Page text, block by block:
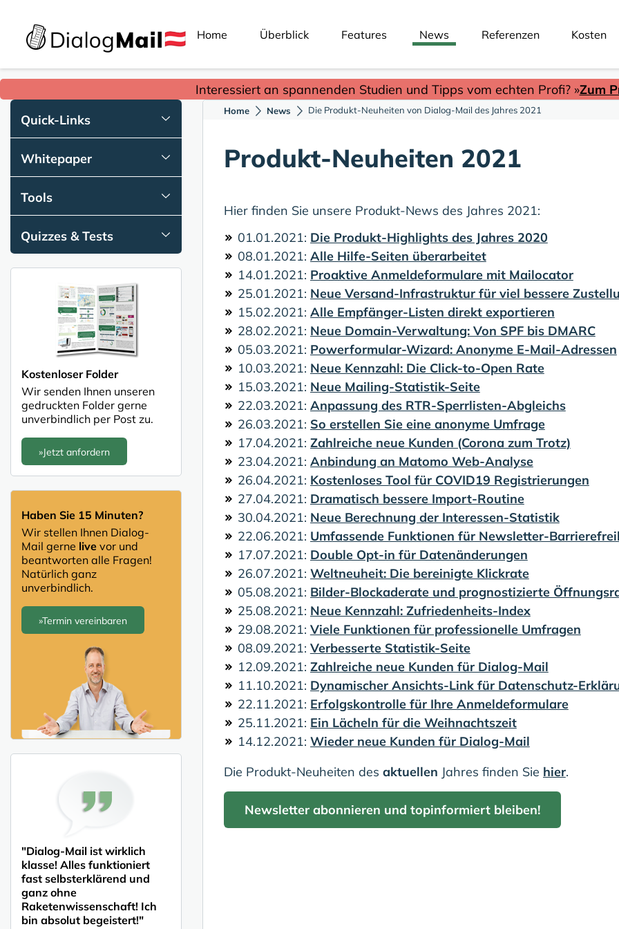
Home Überblick Features News Referenzen Kosten
Interessiert an spannenden Studien und Tipps vom echten Profi? »Zum
Home News Die Produkt-Neuheiten von Dialog-Mail des Jahres 2021
Produkt-Neuheiten 2021
Hier finden Sie unsere Produkt-News des Jahres 2021:
01.01.2021: Die Produkt-Highlights des Jahres 2020
08.01.2021: Alle Hilfe-Seiten überarbeitet
14.01.2021: Proaktive Anmeldeformulare mit Mailocator
25.01.2021: Neue Versand-Infrastruktur für viel bessere
15.02.2021: Alle Empfänger-Listen direkt exportieren
28.02.2021: Neue Domain-Verwaltung: Von SPF bis DMARC
05.03.2021: Powerformular-Wizard: Anonyme E-Mail-Adressen
10.03.2021: Neue Kennzahl: Die Click-to-Open Rate
15.03.2021: Neue Mailing-Statistik-Seite
22.03.2021: Anpassung des RTR-Sperrlisten-Abgleichs
26.03.2021: So erstellen Sie eine anonyme Umfrage
17.04.2021: Zahlreiche neue Kunden (Corona zum Trotz)
23.04.2021: Anbindung an Matomo Web-Analyse
26.04.2021: Kostenloses Tool für COVID19 Registrierungen
27.04.2021: Dramatisch bessere Import-Routine
30.04.2021: Neue Berechnung der Interessen-Statistik
22.06.2021: Umfassende Funktionen für Newsletter-
17.07.2021: Double Opt-in für Datenänderungen
26.07.2021: Weltneuheit: Die bereinigte Klickrate
05.08.2021: Bilder-Blockaderate und prognostizierte
25.08.2021: Neue Kennzahl: Zufriedenheits-Index
29.08.2021: Viele Funktionen für professionelle Umfragen
08.09.2021: Verbesserte Statistik-Seite
12.09.2021: Zahlreiche neue Kunden für Dialog-Mail
11.10.2021: Dynamischer Ansichts-Link für Datenschutz-
22.11.2021: Erfolgskontrolle für Ihre Anmeldeformulare
25.11.2021: Ein Lächeln für die Weihnachtszeit
14.12.2021: Wieder neue Kunden für Dialog-Mail
Die Produkt-Neuheiten des aktuellen Jahres finden Sie hier.
Newsletter abonnieren und topinformiert bleiben!
Quick-Links
Whitepaper
Tools
Quizzes & Tests
Kostenloser Folder
Wir senden Ihnen unseren
gedruckten Folder gerne
unverbindlich per Post zu.
»Jetzt anfordern
Haben Sie 15 Minuten?
Wir stellen Ihnen Dialog-
Mail gerne live vor und
beantworten alle Fragen!
Natürlich ganz
unverbindlich.
»Termin vereinbaren
"Dialog-Mail ist wirklich
klasse! Alles funktioniert
fast selbsterklärend und
ganz ohne
Raketenwissenschaft! Ich
bin absolut begeistert!"